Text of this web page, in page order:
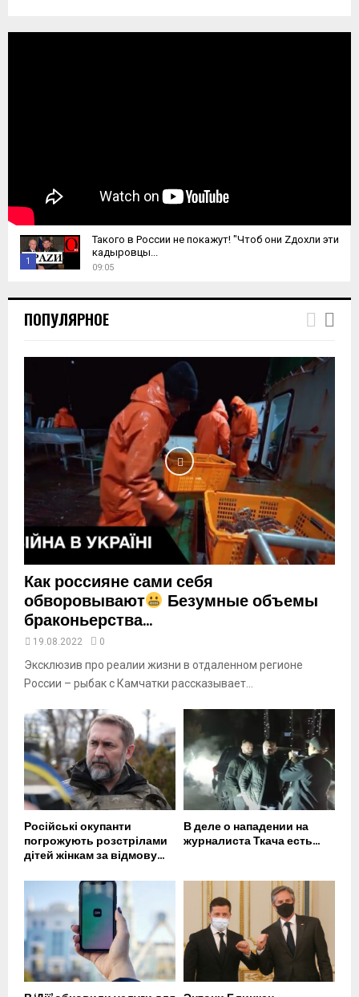
1
h
u
y
b
e
Такого в России не покажут! "Чтоб они Zдохли эти
кадыровцы...
09:05
ПОПУЛЯРНОЕ
Как россияне сами себя
обворовывают Безумные объемы
браконьерства...
19.08.2022 0
Эксклюзив про реалии жизни в отдаленном регионе
России – рыбак с Камчатки рассказывает...
Російські окупанти
погрожують розстрілами
дітей жінкам за відмову...
В деле о нападении на
журналиста Ткача есть...